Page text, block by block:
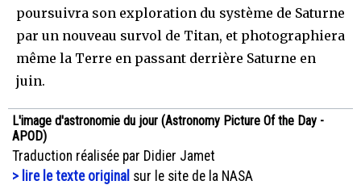
poursuivra son exploration du système de Saturne
par un nouveau survol de Titan, et photographiera
même la Terre en passant derrière Saturne en
juin.
L'image d'astronomie du jour (Astronomy Picture Of the Day -
APOD)
Traduction réalisée par Didier Jamet
> lire le texte original sur le site de la NASA